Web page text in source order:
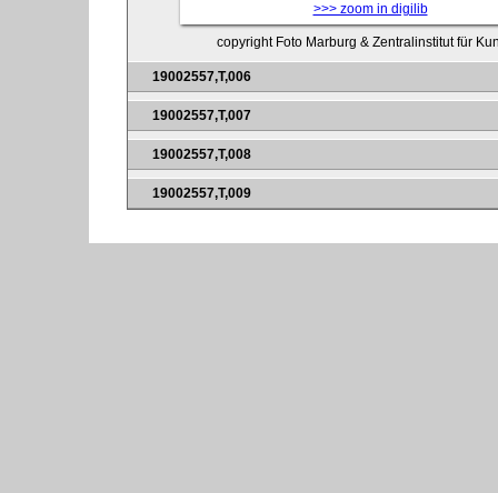
>>> zoom in digilib
copyright Foto Marburg & Zentralinstitut für
19002557,T,006
19002557,T,007
19002557,T,008
19002557,T,009